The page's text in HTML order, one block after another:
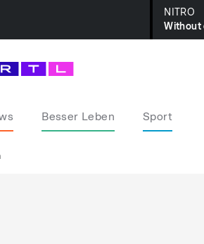
NITRO
Without
Besser Leben Sport